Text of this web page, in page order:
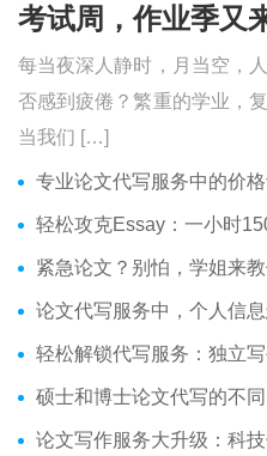
每当夜深人静时，月当空，
否感到疲倦？繁重的学业，
当我们 […]
专业论文代写服务中的价
轻松攻克Essay：一小时
紧急论文？别怕，学姐来教
论文代写服务中，个人信息
轻松解锁代写服务：独立写
硕士和博士论文代写的不
论文写作服务大升级：科